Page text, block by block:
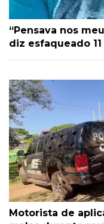
“Pensava nos
diz esfaqueado
Motorista de